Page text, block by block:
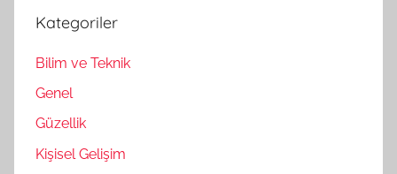
Kategoriler
Bilim ve Teknik
Genel
Güzellik
Kişisel Gelişim